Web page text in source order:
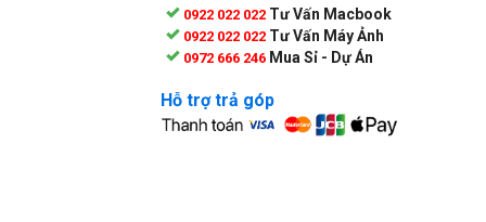
0922 022 022 Tư Vấn Macbook
0922 022 022 Tư Vấn Máy Ảnh
0972 666 246 Mua Sỉ - Dự Án
Hỗ trợ trả góp